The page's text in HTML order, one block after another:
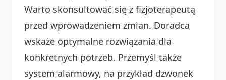
Warto skonsultować się z fizjoterapeutą
przed wprowadzeniem zmian. Doradca
wskaże optymalne rozwiązania dla
konkretnych potrzeb. Przemyśl także
system alarmowy, na przykład dzwonek